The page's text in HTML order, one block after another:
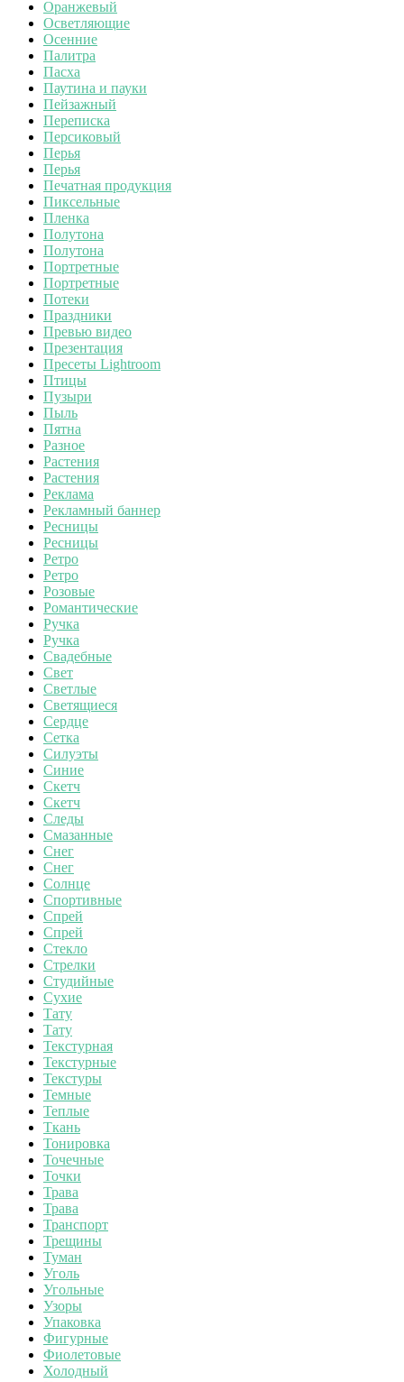
Оранжевый
Осветляющие
Осенние
Палитра
Пасха
Паутина и пауки
Пейзажный
Переписка
Персиковый
Перья
Перья
Печатная продукция
Пиксельные
Пленка
Полутона
Полутона
Портретные
Портретные
Потеки
Праздники
Превью видео
Презентация
Пресеты Lightroom
Птицы
Пузыри
Пыль
Пятна
Разное
Растения
Растения
Реклама
Рекламный баннер
Ресницы
Ресницы
Ретро
Ретро
Розовые
Романтические
Ручка
Ручка
Свадебные
Свет
Светлые
Светящиеся
Сердце
Сетка
Силуэты
Синие
Скетч
Скетч
Следы
Смазанные
Снег
Снег
Солнце
Спортивные
Спрей
Спрей
Стекло
Стрелки
Студийные
Сухие
Тату
Тату
Текстурная
Текстурные
Текстуры
Темные
Теплые
Ткань
Тонировка
Точечные
Точки
Трава
Трава
Транспорт
Трещины
Туман
Уголь
Угольные
Узоры
Упаковка
Фигурные
Фиолетовые
Холодный